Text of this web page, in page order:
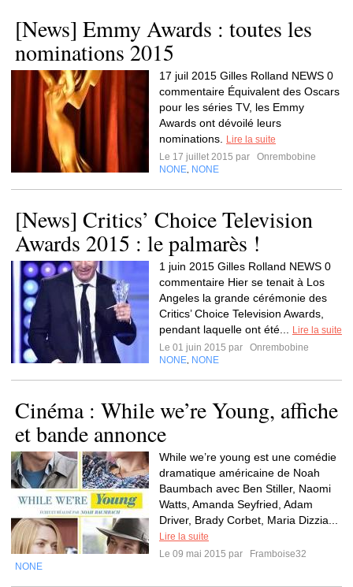
[News] Emmy Awards : toutes les
nominations 2015
17 juil 2015 Gilles Rolland NEWS 0
commentaire Équivalent des Oscars
pour les séries TV, les Emmy
Awards ont dévoilé leurs
nominations.
Lire la suite
Le 17 juillet 2015 par
Onrembobine
NONE NONE
[News] Critics’ Choice Television
Awards 2015 : le palmarès !
1 juin 2015 Gilles Rolland NEWS 0
commentaire Hier se tenait à Los
Angeles la grande cérémonie des
Critics’ Choice Television Awards,
pendant laquelle ont été...
Lire la suite
Le 01 juin 2015 par
Onrembobine
NONE NONE
Cinéma : While we’re Young, affiche
et bande annonce
While we’re young est une comédie
dramatique américaine de Noah
Baumbach avec Ben Stiller, Naomi
Watts, Amanda Seyfried, Adam
Driver, Brady Corbet, Maria Dizzia...
Lire la suite
Le 09 mai 2015 par
Framboise32
NONE